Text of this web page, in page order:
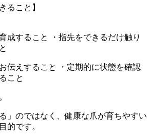
ること】
成すること ・指先をできるだけ触り
伝えすること ・定期的に状態を確認
こと
」のではなく、健康な爪が育ちやすい
的です。